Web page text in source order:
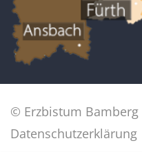
© Erzbistum Bamberg
Datenschutzerklärung